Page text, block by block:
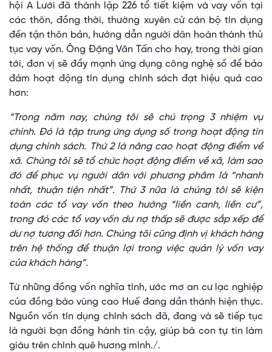
hội A Lưới đã thành lập 226 tổ tiết kiệm và vay vốn tại
các thôn, đồng thời, thường xuyên cử cán bộ tín dụng
đến tận thôn bản, hướng dẫn người dân hoàn thành thủ
tục vay vốn. Ông Đặng Văn Tấn cho hay, trong thời gian
tới, đơn vị sẽ đẩy mạnh ứng dụng công nghệ số để bảo
đảm hoạt động tín dụng chính sách đạt hiệu quả cao
hơn:
“Trong năm nay, chúng tôi sẽ chú trọng 3 nhiệm vụ
chính. Đó là tập trung ứng dụng số trong hoạt động tín
dụng chính sách. Thứ 2 là nâng cao hoạt động điểm về
xã. Chúng tôi sẽ tổ chức hoạt động điểm về xã, làm sao
đó để phục vụ người dân với phương phâm là “nhanh
nhất, thuận tiện nhất”. Thứ 3 nữa là chúng tôi sẽ kiện
toàn các tổ vay vốn theo hướng “liền canh, liền cư”,
trong đó các tổ vay vốn dư nợ thấp sẽ được sắp xếp để
dư nợ tương đối hơn. Chúng tôi cũng định vị khách hàng
trên hệ thống để thuận lợi trong việc quản lý vốn vay
của khách hàng”.
Từ những đồng vốn nghĩa tình, ước mơ an cư lạc nghiệp
của đồng bào vùng cao Huế đang dần thành hiện thực.
Nguồn vốn tín dụng chính sách đã, đang và sẽ tiếp tục
là người bạn đồng hành tin cậy, giúp bà con tự tin làm
giàu trên chính quê hương mình./.